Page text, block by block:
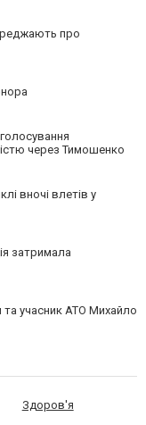
про
через Тимошенко
вночі влетів у
затримала
та учасник АТО Михайло
Здоров'я